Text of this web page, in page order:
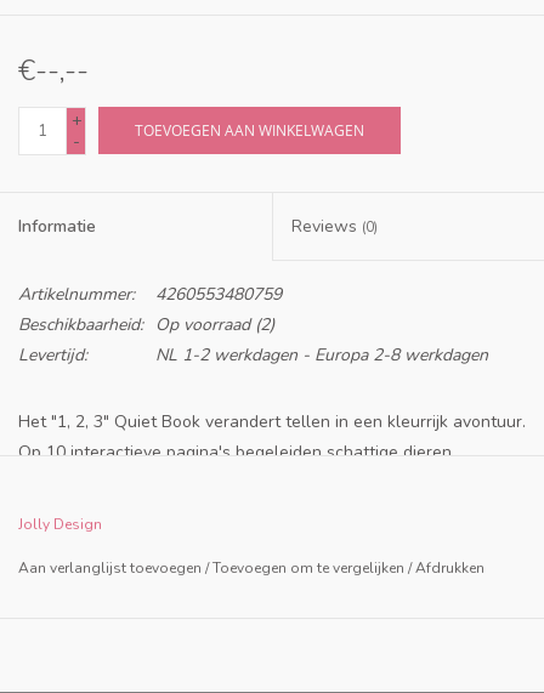
€--,--
+
-
TOEVOEGEN AAN WINKELWAGEN
Informatie Reviews (0)
Artikelnummer:
4260553480759
Beschikbaarheid:
Op voorraad(2)
Levertijd:
NL 1-2 werkdagen - Europa 2-8 werkdagen
Het "1, 2, 3" Quiet Book verandert tellen in een kleurrijk avontuur.
Op 10 interactieve pagina's begeleiden schattige dieren,
terwijl ze de getallen van 1 tot 10 leren.
Jolly Design
Aan verlanglijst toevoegen /Toevoegen om te vergelijken /Afdrukken